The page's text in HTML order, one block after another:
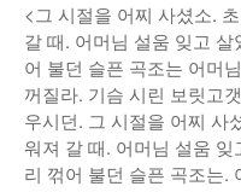
<그 시절을 어찌 사셨소.
갈 때. 어머님 설움 잊고
어 불던 슬픈 곡조는 어머
꺼질라. 기슴 시린 보릿고
우시던. 그 시절을 어찌 사
워져 갈 때. 어머님 설움
리 꺾어 불던 슬픈 곡조는.